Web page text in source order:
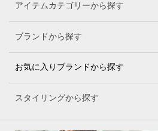
アイテムカテゴリーから探す
ブランドから探す
お気に入りブランドから探す
スタイリングから探す